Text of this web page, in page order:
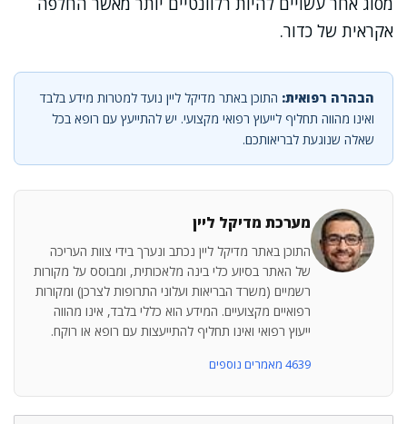
אקראית של כדור.
הבהרה רפואית: התוכן באתר מדיקל ליין נועד למטרות מידע בלבד
ואינו מהווה תחליף לייעוץ רפואי מקצועי. יש להתייעץ עם רופא בכל
שאלה שנוגעת לבריאותכם.
מערכת מדיקל ליין
התוכן באתר מדיקל ליין נכתב ונערך בידי צוות העריכה
של האתר בסיוע כלי בינה מלאכותית, ומבוסס על מקורות
רשמיים (משרד הבריאות ועלוני התרופות לצרכן) ומקורות
רפואיים מקצועיים. המידע הוא כללי בלבד, אינו מהווה
ייעוץ רפואי ואינו תחליף להתייעצות עם רופא או רוקח.
4639 מאמרים נוספים